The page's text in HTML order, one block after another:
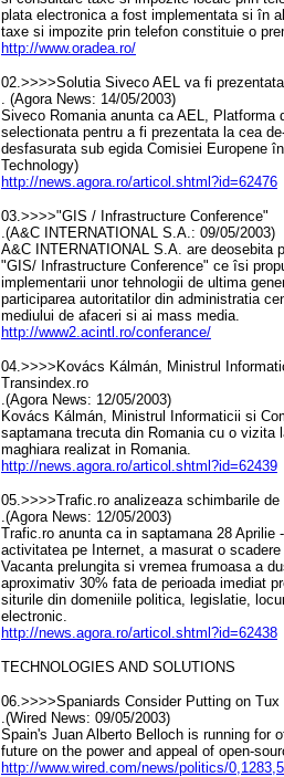
plata electronica a fost implementata si în
taxe si impozite prin telefon constituie o
http://www.oradea.ro/
02.>>>>Solutia Siveco AEL va fi
. (Agora News: 14/05/2003)
Siveco Romania anunta ca AEL,
selectionata pentru a fi prezentata la cea
desfasurata sub egida Comisiei Europene
Technology)
http://news.agora.ro/articol.shtml?id=62476
03.>>>>"GIS / Infrastructure Conference"
.(A&C INTERNATIONAL S.A.: 09/05/2003)
A&C INTERNATIONAL S.A. are deosebita
"GIS/ Infrastructure Conference" ce îsi
implementarii unor tehnologii de ultima
participarea autoritatilor din administratia
mediului de afaceri si ai mass media.
http://www2.acintl.ro/conferance/
04.>>>>Kovács Kálmán, Ministrul
Transindex.ro
.(Agora News: 12/05/2003)
Kovács Kálmán, Ministrul Informaticii si
saptamana trecuta din Romania cu o
maghiara realizat in Romania.
http://news.agora.ro/articol.shtml?id=62439
05.>>>>Trafic.ro analizeaza schimbarile
.(Agora News: 12/05/2003)
Trafic.ro anunta ca in saptamana 28
activitatea pe Internet, a masurat o
Vacanta prelungita si vremea frumoasa a
aproximativ 30% fata de perioada imediat
siturile din domeniile politica, legislatie,
electronic.
http://news.agora.ro/articol.shtml?id=62438
TECHNOLOGIES AND SOLUTIONS
06.>>>>Spaniards Consider Putting on Tux
.(Wired News: 09/05/2003)
Spain's Juan Alberto Belloch is running for
future on the power and appeal of open-
http://www.wired.com/news/politics/